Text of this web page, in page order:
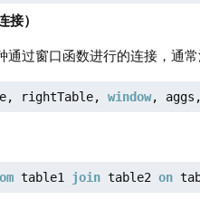
）
通过窗口函数进行的连接，通
rightTable, window,
table1 join table2 on